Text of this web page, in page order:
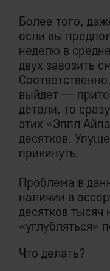
Более того,
если вы
неделю в
двух завозить
выйдет —
детали, то
этих «Эппл
десятков.
прикинуть.
Проблема в
наличии в
десятков
«углубляться»
Что делать?